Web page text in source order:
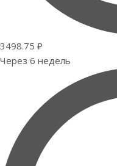
3498.75 ₽
Через 6 недель